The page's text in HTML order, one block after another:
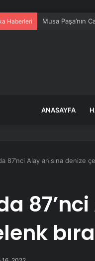
Haberleri Musa Paşa’nın
ANASAYFA
87’nci Alay anısına denize